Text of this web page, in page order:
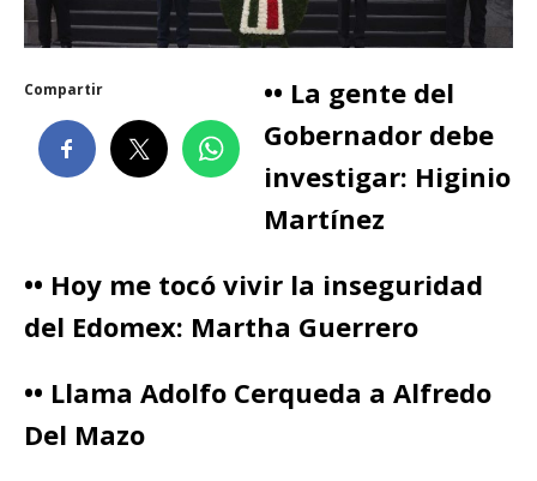
Compartir
•• La gente del
Gobernador debe
investigar: Higinio
Martínez
•• Hoy me tocó vivir la inseguridad
del Edomex: Martha Guerrero
•• Llama Adolfo Cerqueda a Alfredo
Del Mazo